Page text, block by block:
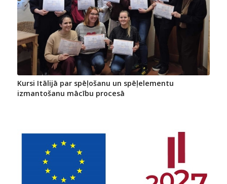
Kursi Itālijā par spēļošanu un spēļelementu
izmantošanu mācību procesā